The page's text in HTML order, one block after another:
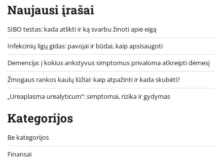
Naujausi įrašai
SIBO testas: kada atlikti ir ką svarbu žinoti apie eigą
Infekcinių ligų gidas: pavojai ir būdai, kaip apsisaugoti
Demencija: į kokius ankstyvus simptomus privaloma atkreipti dėmesį
Žmogaus rankos kaulų lūžiai: kaip atpažinti ir kada skubėti?
„Ureaplasma urealyticum“: simptomai, rizika ir gydymas
Kategorijos
Be kategorijos
Finansai